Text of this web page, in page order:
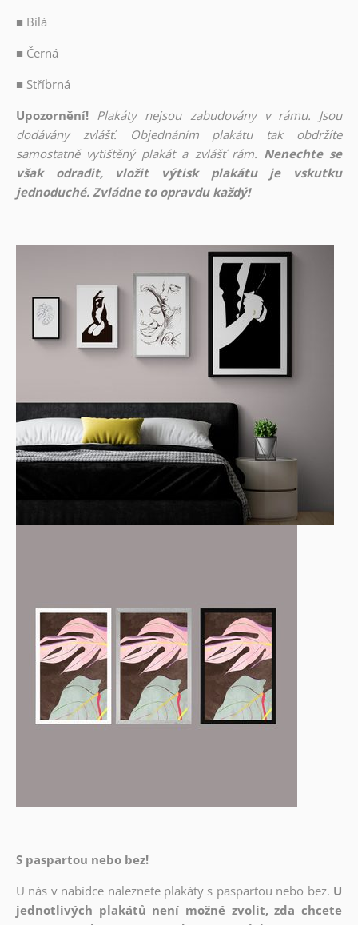
■ Bílá
■ Černá
■ Stříbrná
Upozornění! Plakáty nejsou zabudovány v rámu. Jsou
dodávány zvlášť. Objednáním plakátu tak obdržíte
samostatně vytištěný plakát a zvlášť rám. Nenechte se
však odradit, vložit výtisk plakátu je vskutku
jednoduché. Zvládne to opravdu každý!
S paspartou nebo bez!
U nás v nabídce naleznete plakáty s paspartou nebo bez. U
jednotlivých plakátů není možné zvolit, zda chcete